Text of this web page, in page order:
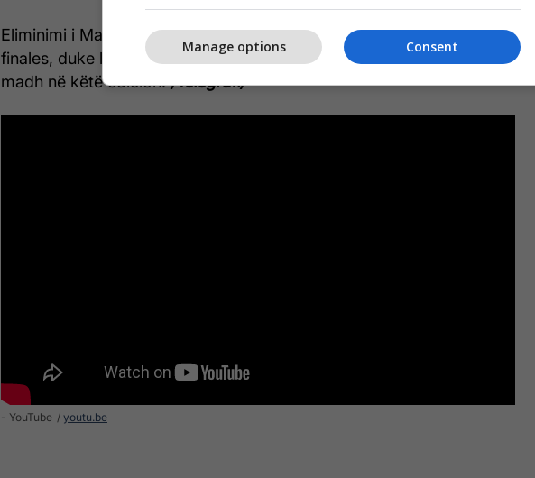
Eliminimi i Malit shënon një pikë të rëndësishme në garën drejt
finales, duke lënë pas vetëm banorët që do të luftojnë për çmimin e
madh në këtë edicion./Telegrafi/
- YouTube youtu.be
Consent
Manage options